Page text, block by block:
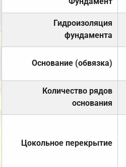
Гидроизоляция
фундамента
Основание (обвязка)
Количество рядов
основания
Цокольное перекрытие